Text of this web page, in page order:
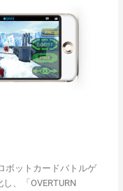
ボットカードバトルゲ
、「OVERTURN